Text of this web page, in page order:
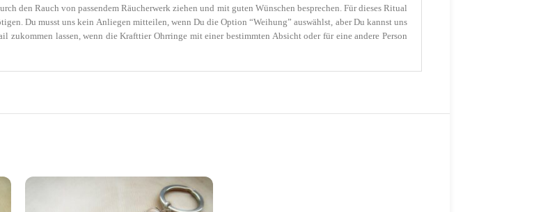
den Rauch von passendem Räucherwerk ziehen und mit guten Wünschen besprechen. Für dieses Ritual
Du musst uns kein Anliegen mitteilen, wenn Du die Option “Weihung” auswählst, aber Du kannst uns
lassen, wenn die Krafttier Ohrringe mit einer bestimmten Absicht oder für eine andere Person